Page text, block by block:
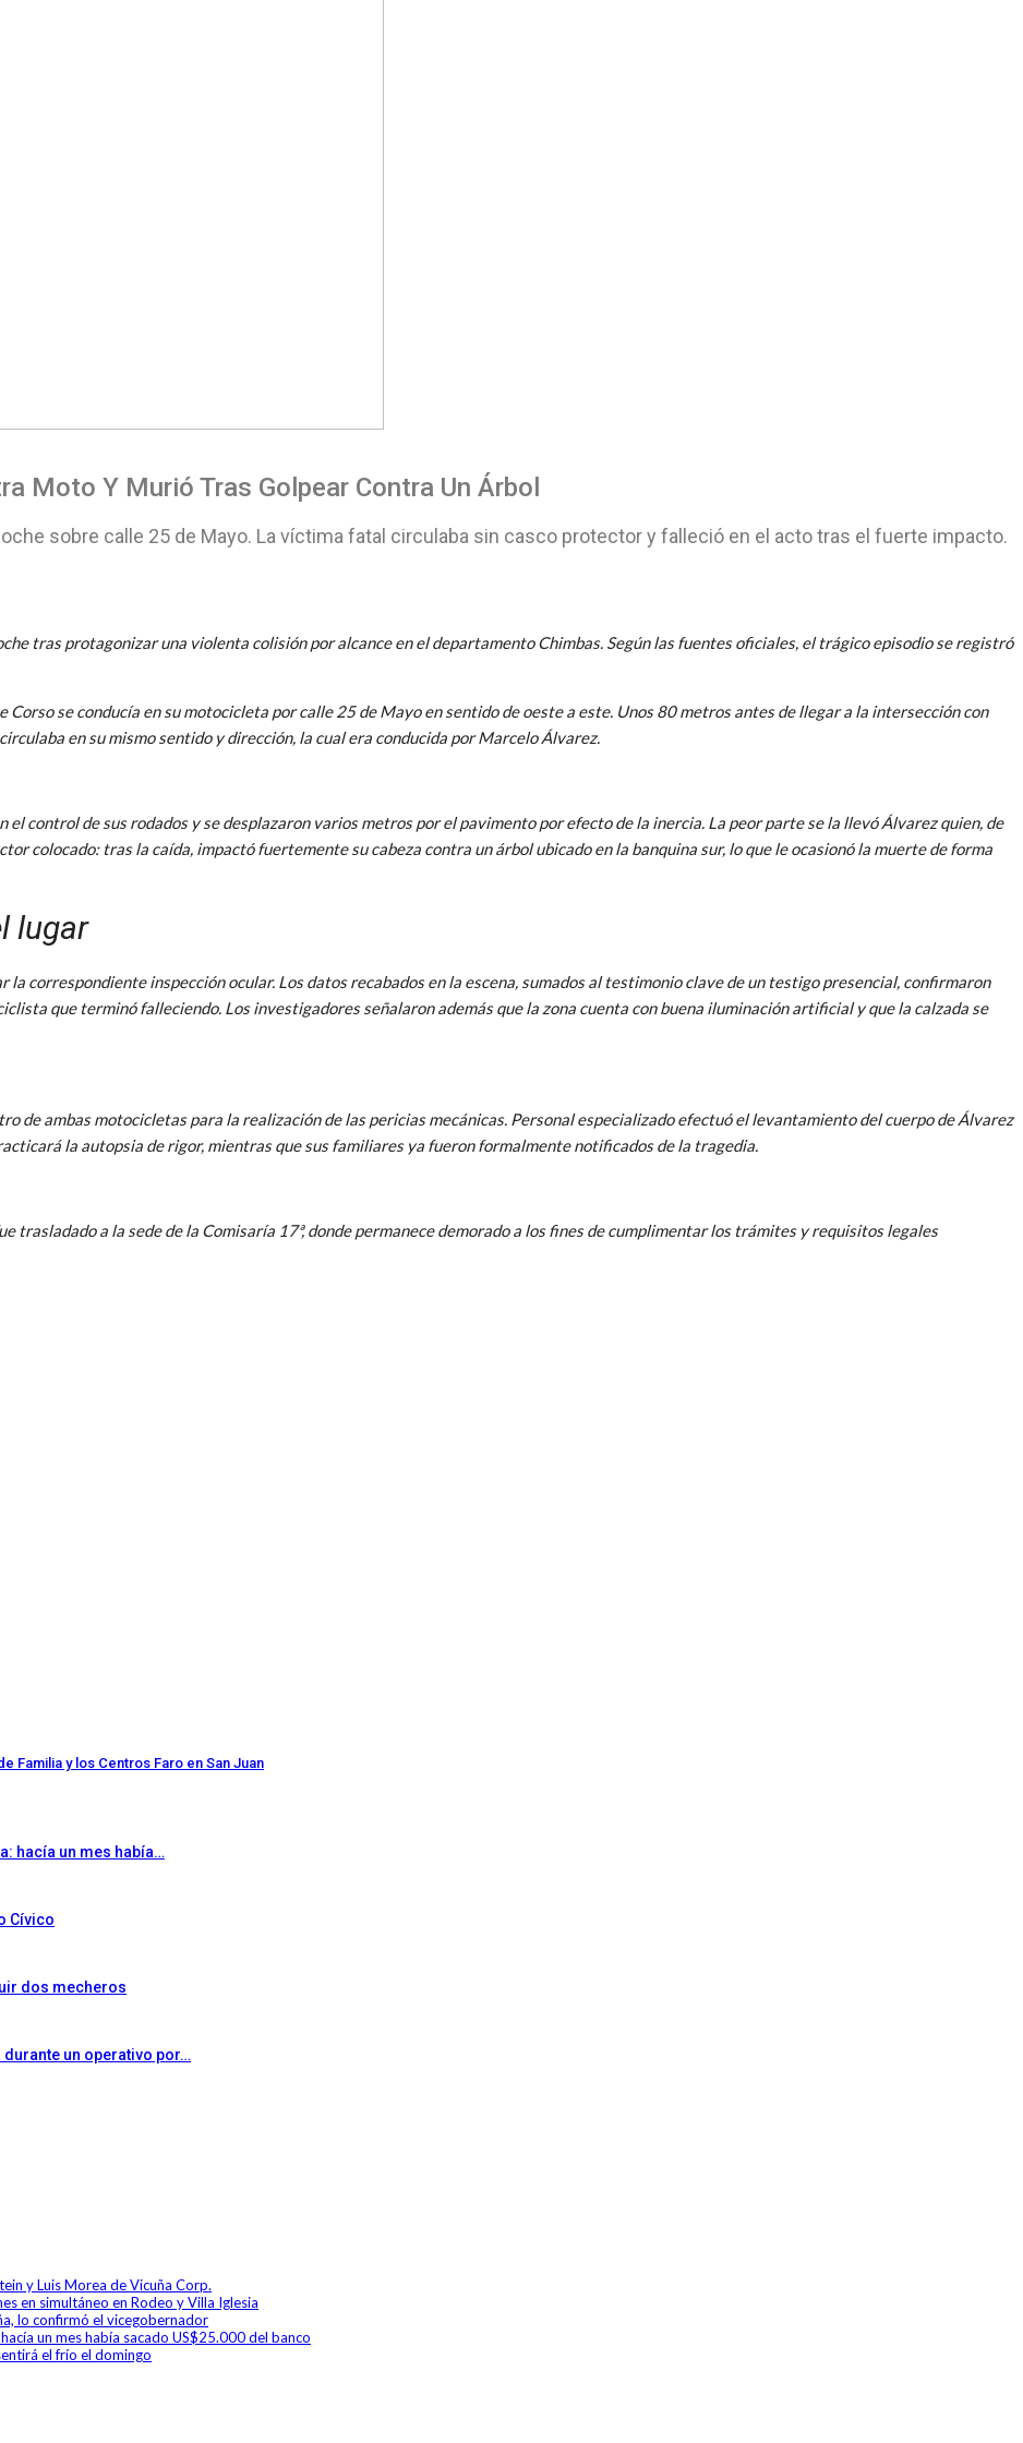
Moto Y Murió Tras Golpear Contra Un Árbol
sobre calle 25 de Mayo. La víctima fatal circulaba sin casco protector y falleció en el acto tras el fuerte impacto.
tras protagonizar una violenta colisión por alcance en el departamento Chimbas. Según las fuentes oficiales, el trágico episodio se registró
Corso se conducía en su motocicleta por calle 25 de Mayo en sentido de oeste a este. Unos 80 metros antes de llegar a la intersección con
en su mismo sentido y dirección, la cual era conducida por Marcelo Álvarez.
control de sus rodados y se desplazaron varios metros por el pavimento por efecto de la inercia. La peor parte se la llevó Álvarez quien, de
colocado: tras la caída, impactó fuertemente su cabeza contra un árbol ubicado en la banquina sur, lo que le ocasionó la muerte de forma
lugar
correspondiente inspección ocular. Los datos recabados en la escena, sumados al testimonio clave de un testigo presencial, confirmaron
que terminó falleciendo. Los investigadores señalaron además que la zona cuenta con buena iluminación artificial y que la calzada se
de ambas motocicletas para la realización de las pericias mecánicas. Personal especializado efectuó el levantamiento del cuerpo de Álvarez
la autopsia de rigor, mientras que sus familiares ya fueron formalmente notificados de la tragedia.
trasladado a la sede de la Comisaría 17ª, donde permanece demorado a los fines de cumplimentar los trámites y requisitos legales
Familia y los Centros Faro en San Juan
hacía un mes había…
Cívico
dos mecheros
durante un operativo por…
y Luis Morea de Vicuña Corp.
en simultáneo en Rodeo y Villa Iglesia
lo confirmó el vicegobernador
un mes había sacado US$25.000 del banco
el frío el domingo